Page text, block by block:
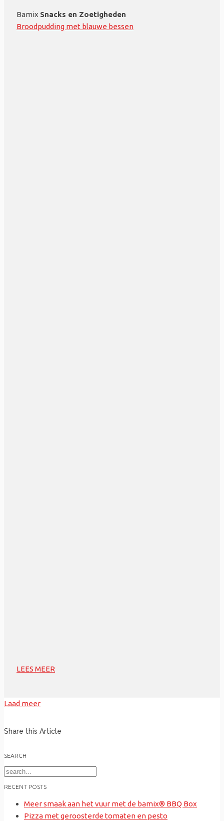
Bamix Snacks en Zoetigheden
Broodpudding met blauwe bessen
LEES MEER
Laad meer
Share this Article
SEARCH
Search
RECENT POSTS
Meer smaak aan het vuur met de bamix® BBQ Box
Pizza met geroosterde tomaten en pesto